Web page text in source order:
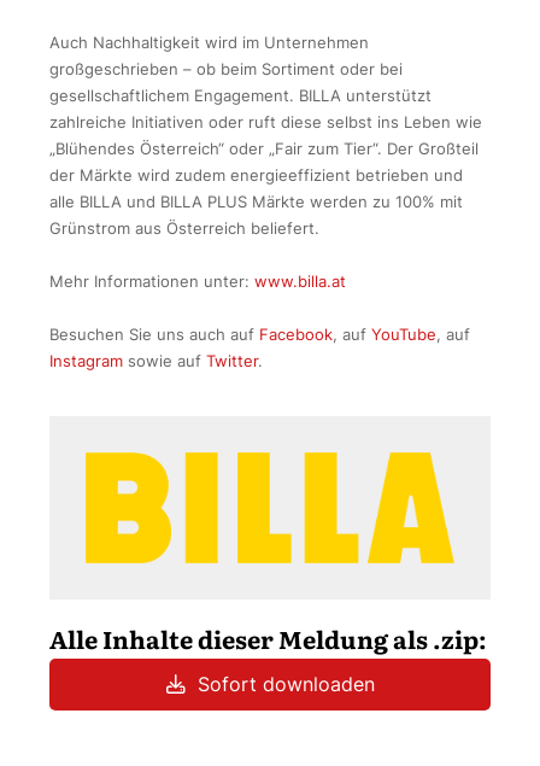
Auch Nachhaltigkeit wird im Unternehmen
großgeschrieben – ob beim Sortiment oder bei
gesellschaftlichem Engagement. BILLA unterstützt
zahlreiche Initiativen oder ruft diese selbst ins Leben wie
„Blühendes Österreich“ oder „Fair zum Tier“. Der Großteil
der Märkte wird zudem energieeffizient betrieben und
alle BILLA und BILLA PLUS Märkte werden zu 100% mit
Grünstrom aus Österreich beliefert.
Mehr Informationen unter: www.billa.at
Besuchen Sie uns auch auf Facebook, auf YouTube, auf
Instagram sowie auf Twitter.
Alle Inhalte dieser Meldung als .zip:
Sofort downloaden